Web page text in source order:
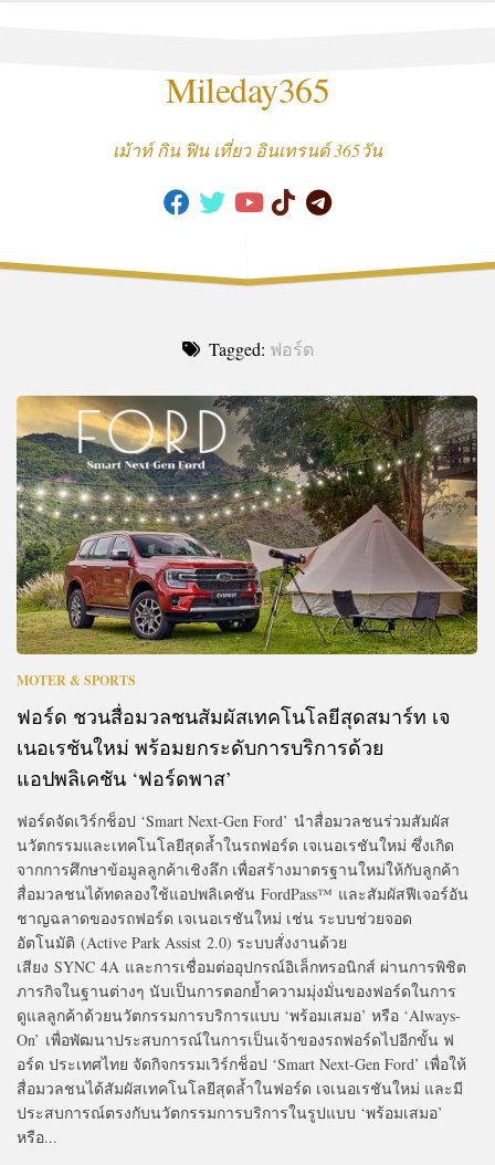
Mileday365
เม้าท์ กิน ฟิน เที่ยว อินเทรนด์ 365วัน
Tagged: ฟอร์ด
MOTER & SPORTS
ฟอร์ด ชวนสื่อมวลชนสัมผัสเทคโนโลยีสุดสมาร์ท เจ
เนอเรชันใหม่ พร้อมยกระดับการบริการด้วย
แอปพลิเคชัน ‘ฟอร์ดพาส’
ฟอร์ดจัดเวิร์กช็อป ‘Smart Next-Gen Ford’ นำสื่อมวลชนร่วมสัมผัส
นวัตกรรมและเทคโนโลยีสุดล้ำในรถฟอร์ด เจเนอเรชันใหม่ ซึ่งเกิด
จากการศึกษาข้อมูลลูกค้าเชิงลึก เพื่อสร้างมาตรฐานใหม่ให้กับลูกค้า
สื่อมวลชนได้ทดลองใช้แอปพลิเคชัน FordPass™ และสัมผัสฟีเจอร์อัน
ชาญฉลาดของรถฟอร์ด เจเนอเรชันใหม่ เช่น ระบบช่วยจอด
อัตโนมัติ (Active Park Assist 2.0) ระบบสั่งงานด้วย
เสียง SYNC 4A และการเชื่อมต่ออุปกรณ์อิเล็กทรอนิกส์ ผ่านการพิชิต
ภารกิจในฐานต่างๆ นับเป็นการตอกย้ำความมุ่งมั่นของฟอร์ดในการ
ดูแลลูกค้าด้วยนวัตกรรมการบริการแบบ ‘พร้อมเสมอ’ หรือ ‘Always-
On’ เพื่อพัฒนาประสบการณ์ในการเป็นเจ้าของรถฟอร์ดไปอีกขั้น ฟ
อร์ด ประเทศไทย จัดกิจกรรมเวิร์กช็อป ‘Smart Next-Gen Ford’ เพื่อให้
สื่อมวลชนได้สัมผัสเทคโนโลยีสุดล้ำในฟอร์ด เจเนอเรชันใหม่ และมี
ประสบการณ์ตรงกับนวัตกรรมการบริการในรูปแบบ ‘พร้อมเสมอ’
หรือ...